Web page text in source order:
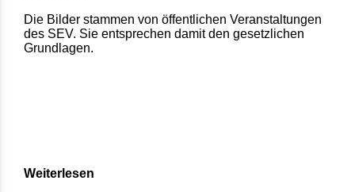
Die Bilder stammen von öffentlichen Veranstaltungen
des SEV. Sie entsprechen damit den gesetzlichen
Grundlagen.
Weiterlesen